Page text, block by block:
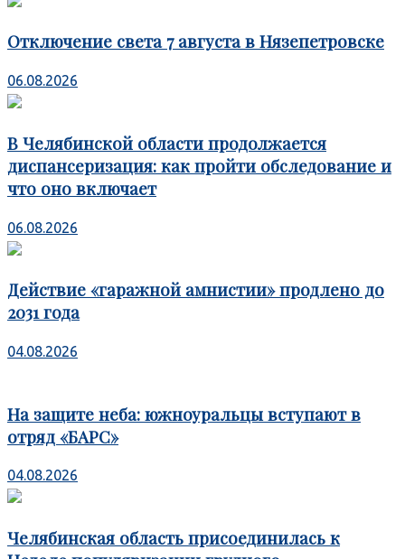
Отключение света 7 августа в Нязепетровске
06.08.2026
В Челябинской области продолжается
диспансеризация: как пройти обследование и
что оно включает
06.08.2026
Действие «гаражной амнистии» продлено до
2031 года
04.08.2026
На защите неба: южноуральцы вступают в
отряд «БАРС»
04.08.2026
Челябинская область присоединилась к